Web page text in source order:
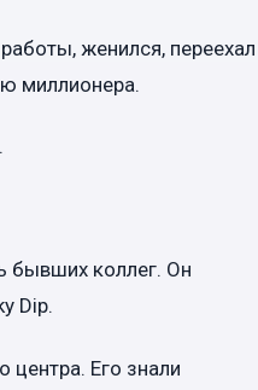
женился, переехал
миллионера.
бывших коллег. Он
Dip.
Его знали